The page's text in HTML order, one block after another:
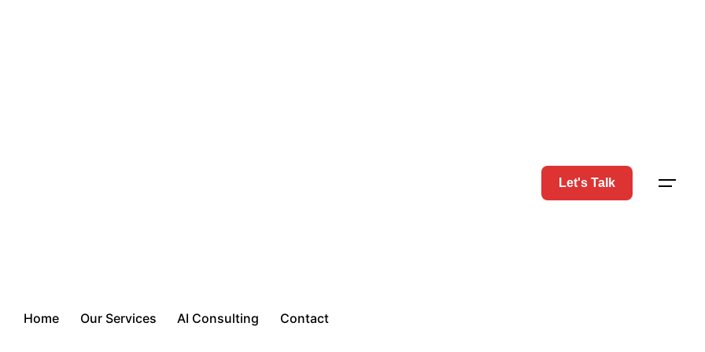
Home Our Services AI Consulting Contact
Let's Talk